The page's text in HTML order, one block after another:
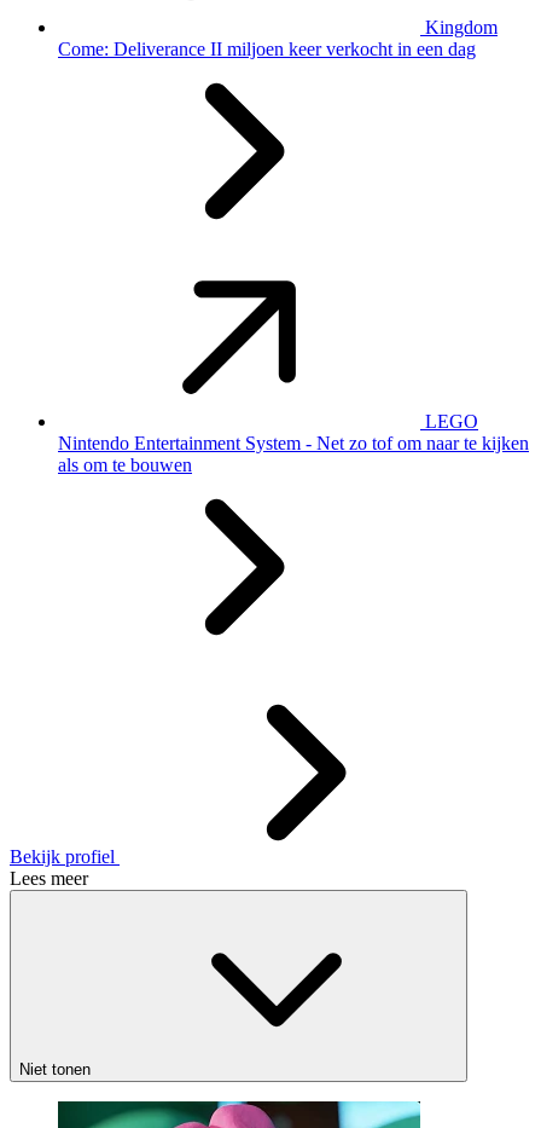
Kingdom
Come: Deliverance II miljoen keer verkocht in een dag
LEGO
Nintendo Entertainment System - Net zo tof om naar te kijken
als om te bouwen
Bekijk profiel
Lees meer
Niet tonen